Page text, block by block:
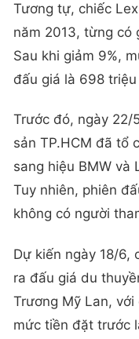
Tương tự, chiếc
năm 2013, từng có
Sau khi giảm 9%,
đấu giá là 698
Trước đó, ngày 22/
sản TP.HCM đã tổ
sang hiệu BMW và
Tuy nhiên, phiên
không có người
Dự kiến ngày 18/6,
ra đấu giá du
Trương Mỹ Lan,
mức tiền đặt trước